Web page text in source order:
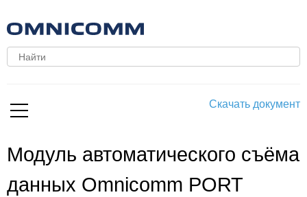
Скачать документ
Модуль автоматического съёма
данных Omnicomm PORT